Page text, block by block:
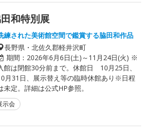
和特別展
練された美術館空間で鑑賞する脇田和作品
長野県・北佐久郡軽井沢町
期間： 2026年6月6日(土)～11月24日(火) ※
館は閉館30分前まで。休館日 10月25日、
月31日、展示替え等の臨時休館あり※日程
未定。詳細は公式HP参照。
示会